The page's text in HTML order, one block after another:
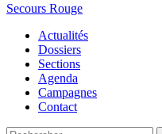
Secours Rouge
Actualités
Dossiers
Sections
Agenda
Campagnes
Contact